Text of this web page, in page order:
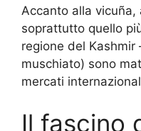
Accanto alla vicuña,
soprattutto quello
regione del Kashmir
muschiato) sono
mercati
Il fascino